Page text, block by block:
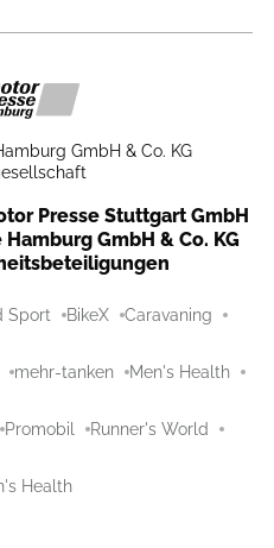
GmbH & Co. KG
Presse Stuttgart GmbH
GmbH & Co. KG
Sport BikeX Caravaning
mehr-tanken Men's Health
Promobil Runner's World
Health